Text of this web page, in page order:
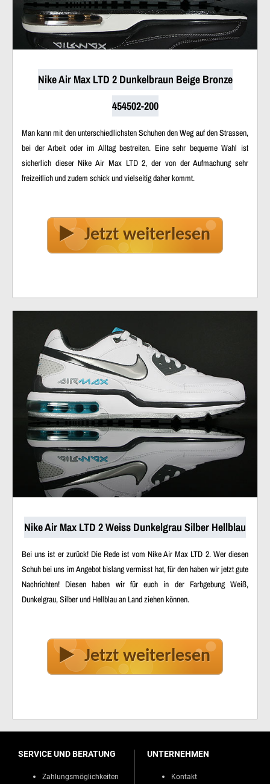
Nike Air Max LTD 2 Dunkelbraun Beige Bronze
454502-200
Man kann mit den unterschiedlichsten Schuhen den Weg auf den Strassen,
bei der Arbeit oder im Alltag bestreiten. Eine sehr bequeme Wahl ist
sicherlich dieser Nike Air Max LTD 2, der von der Aufmachung sehr
freizeitlich und zudem schick und vielseitig daher kommt.
Jetzt weiterlesen
Nike Air Max LTD 2 Weiss Dunkelgrau Silber Hellblau
Bei uns ist er zurück! Die Rede ist vom Nike Air Max LTD 2. Wer diesen
Schuh bei uns im Angebot bislang vermisst hat, für den haben wir jetzt gute
Nachrichten! Diesen haben wir für euch in der Farbgebung Weiß,
Dunkelgrau, Silber und Hellblau an Land ziehen können.
Jetzt weiterlesen
SERVICE UND BERATUNG
Zahlungsmöglichkeiten
UNTERNEHMEN
Kontakt